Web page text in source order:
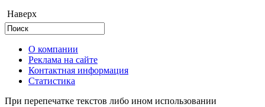
Наверх
О компании
Реклама на сайте
Контактная информация
Статистика
При перепечатке текстов либо ином использовании